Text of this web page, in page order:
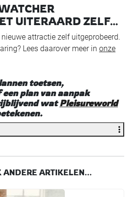
UITERAARD ZELF…
attractie zelf uitgeprobeerd.
Lees daarover meer in onze
toetsen,
plan van aanpak
watPleisureworld
ANDERE ARTIKELEN...